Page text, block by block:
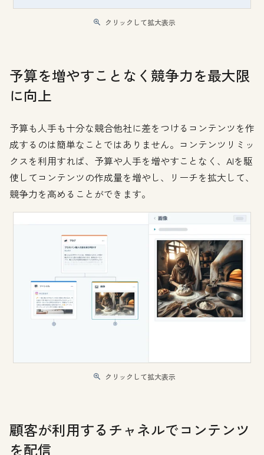
クリックして拡大表示
予算を増やすことなく競争力を最大限
に向上
予算も人手も十分な競合他社に差をつけるコンテンツを作
成するのは簡単なことではありません。コンテンツリミッ
クスを利用すれば、予算や人手を増やすことなく、AIを駆
使してコンテンツの作成量を増やし、リーチを拡大して、
競争力を高めることができます。
クリックして拡大表示
顧客が利用するチャネルでコンテンツ
を配信